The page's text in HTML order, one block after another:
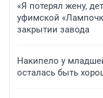
«Я потерял жену,
уфимской
закрытии завода
Накипело у
осталась быть